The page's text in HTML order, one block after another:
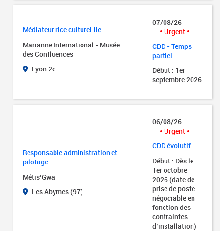
Médiateur.rice culturel.lle
Marianne International - Musée
des Confluences
Lyon 2e
07/08/26
Urgent
CDD - Temps
partiel
Début : 1er
septembre 2026
Responsable administration et
pilotage
Métis’Gwa
Les Abymes (97)
06/08/26
Urgent
CDD évolutif
Début : Dès le
1er octobre
2026 (date de
prise de poste
négociable en
fonction des
contraintes
d’installation)